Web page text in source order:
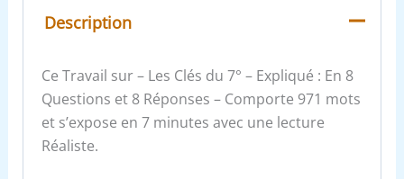
Description
Ce Travail sur – Les Clés du 7° – Expliqué : En 8
Questions et 8 Réponses – Comporte 971 mots
et s’expose en 7 minutes avec une lecture
Réaliste.